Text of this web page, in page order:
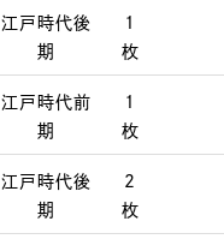
江戸時代後
期
1
枚
江戸時代前
期
1
枚
江戸時代後
期
2
枚